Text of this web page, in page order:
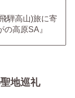
騨高山)旅に寄
の高原SA』
地巡礼